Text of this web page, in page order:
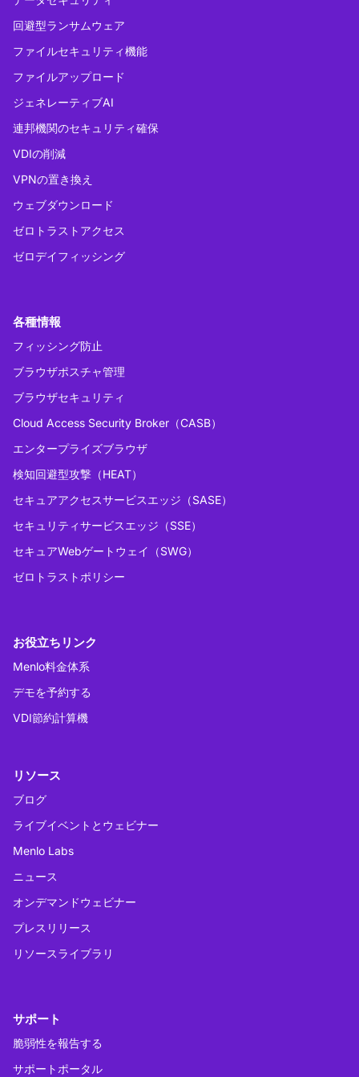
回避型ランサムウェア
ファイルセキュリティ機能
ファイルアップロード
ジェネレーティブAI
連邦機関のセキュリティ確保
VDIの削減
VPNの置き換え
ウェブダウンロード
ゼロトラストアクセス
ゼロデイフィッシング
各種情報
フィッシング防止
ブラウザポスチャ管理
ブラウザセキュリティ
Cloud Access Security Broker（CASB）
エンタープライズブラウザ
検知回避型攻撃（HEAT）
セキュアアクセスサービスエッジ（SASE）
セキュリティサービスエッジ（SSE）
セキュアWebゲートウェイ（SWG）
ゼロトラストポリシー
お役立ちリンク
Menlo料金体系
デモを予約する
VDI節約計算機
リソース
ブログ
ライブイベントとウェビナー
Menlo Labs
ニュース
オンデマンドウェビナー
プレスリリース
リソースライブラリ
サポート
脆弱性を報告する
サポートポータル